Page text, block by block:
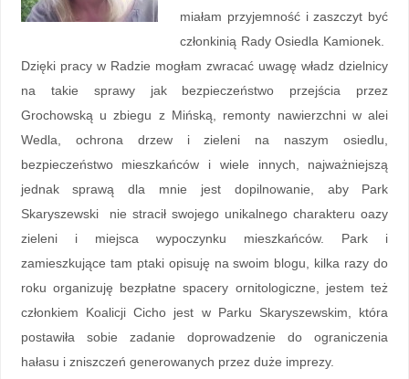
miałam przyjemność i zaszczyt być
członkinią Rady Osiedla Kamionek.
Dzięki pracy w Radzie mogłam zwracać uwagę władz dzielnicy
na takie sprawy jak bezpieczeństwo przejścia przez
Grochowską u zbiegu z Mińską, remonty nawierzchni w alei
Wedla, ochrona drzew i zieleni na naszym osiedlu,
bezpieczeństwo mieszkańców i wiele innych, najważniejszą
jednak sprawą dla mnie jest dopilnowanie, aby Park
Skaryszewski nie stracił swojego unikalnego charakteru oazy
zieleni i miejsca wypoczynku mieszkańców. Park i
zamieszkujące tam ptaki opisuję na swoim blogu, kilka razy do
roku organizuję bezpłatne spacery ornitologiczne, jestem też
członkiem Koalicji Cicho jest w Parku Skaryszewskim, która
postawiła sobie zadanie doprowadzenie do ograniczenia
hałasu i zniszczeń generowanych przez duże imprezy.